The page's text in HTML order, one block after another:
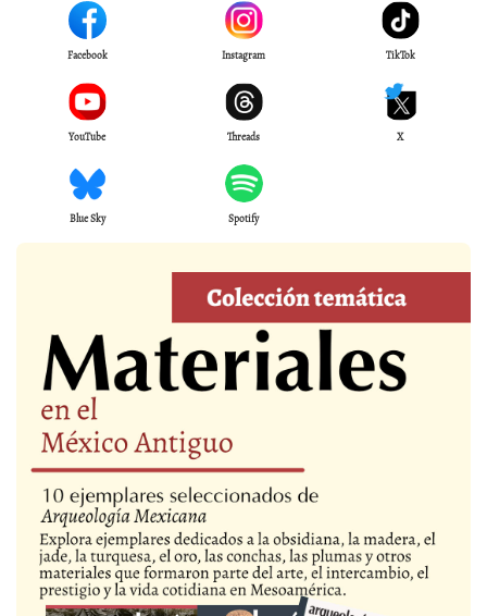
Facebook Instagram TikTok
YouTube Threads X
Blue Sky Spotify